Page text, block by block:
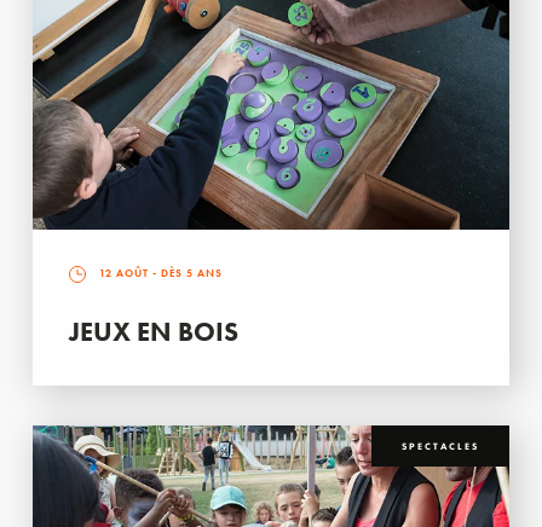
12 AOÛT - DÈS 5 ANS
JEUX EN BOIS
SPECTACLES